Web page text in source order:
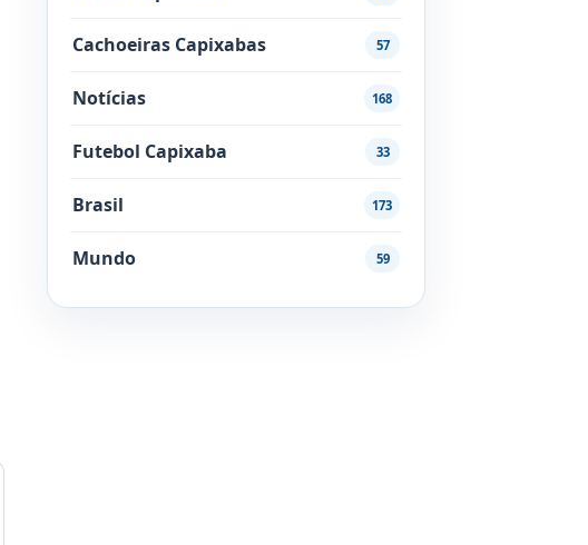
Cachoeiras Capixabas 57
Notícias 168
Futebol Capixaba 33
Brasil 173
Mundo 59